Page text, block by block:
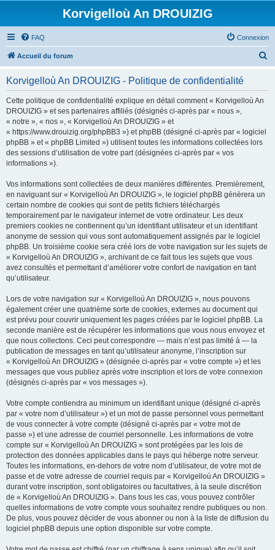
Korvigelloù An DROUIZIG
FAQ Connexion
Accueil du forum
Korvigelloù An DROUIZIG - Politique de confidentialité
Cette politique de confidentialité explique en détail comment « Korvigelloù An
DROUIZIG » et ses partenaires affiliés (désignés ci-après par « nous »,
« notre », « nos », « Korvigelloù An DROUIZIG » et
« https://www.drouizig.org/phpBB3 ») et phpBB (désigné ci-après par « logiciel
phpBB » et « phpBB Limited ») utilisent toutes les informations collectées lors
des sessions d’utilisation de votre part (désignées ci-après par « vos
informations »).
Vos informations sont collectées de deux manières différentes. Premièrement,
en naviguant sur « Korvigelloù An DROUIZIG », le logiciel phpBB génèrera un
certain nombre de cookies qui sont de petits fichiers téléchargés
temporairement par le navigateur internet de votre ordinateur. Les deux
premiers cookies ne contiennent qu’un identifiant utilisateur et un identifiant
anonyme de session qui vous sont automatiquement assignés par le logiciel
phpBB. Un troisième cookie sera créé lors de votre navigation sur les sujets de
« Korvigelloù An DROUIZIG », archivant de ce fait tous les sujets que vous
avez consultés et permettant d’améliorer votre confort de navigation en tant
qu’utilisateur.
Lors de votre navigation sur « Korvigelloù An DROUIZIG », nous pouvons
également créer une quatrième sorte de cookies, externes au document qui
est prévu pour couvrir uniquement les pages créées par le logiciel phpBB. La
seconde manière est de récupérer les informations que vous nous envoyez et
que nous collectons. Ceci peut correspondre — mais n’est pas limité à — la
publication de messages en tant qu’utilisateur anonyme, l’inscription sur
« Korvigelloù An DROUIZIG » (désignée ci-après par « votre compte ») et les
messages que vous publiez après votre inscription et lors de votre connexion
(désignés ci-après par « vos messages »).
Votre compte contiendra au minimum un identifiant unique (désigné ci-après
par « votre nom d’utilisateur ») et un mot de passe personnel vous permettant
de vous connecter à votre compte (désigné ci-après par « votre mot de
passe ») et une adresse de courriel personnelle. Les informations de votre
compte sur « Korvigelloù An DROUIZIG » sont protégées par les lois de
protection des données applicables dans le pays qui héberge notre serveur.
Toutes les informations, en-dehors de votre nom d’utilisateur, de votre mot de
passe et de votre adresse de courriel requis par « Korvigelloù An DROUIZIG »
durant votre inscription, sont obligatoires ou facultatives, à la seule discrétion
de « Korvigelloù An DROUIZIG ». Dans tous les cas, vous pouvez contrôler
quelles informations de votre compte vous souhaitez rendre publiques ou non.
De plus, vous pouvez décider de vous abonner ou non à la liste de diffusion du
logiciel phpBB depuis une option disponible sur votre compte.